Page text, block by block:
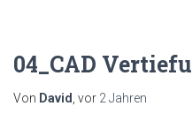
04_CAD
Von David , vor 2 Jahren